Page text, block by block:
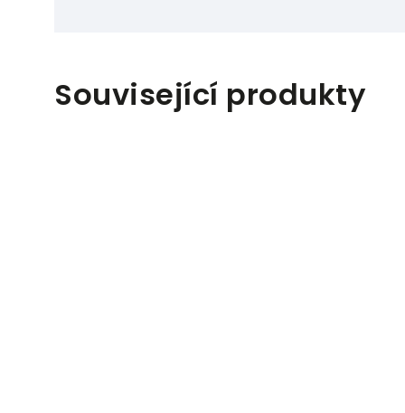
Související produkty